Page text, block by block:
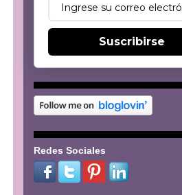
Suscribirse
Redes Sociales